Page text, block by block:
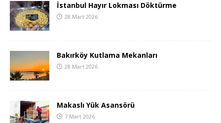
İstanbul Hayır Lokması Döktürme
28 Mart 2026
Bakırköy Kutlama Mekanları
28 Mart 2026
Makaslı Yük Asansörü
7 Mart 2026